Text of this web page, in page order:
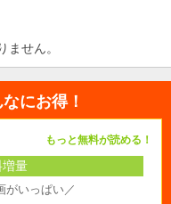
ません。
にお得！
もっと無料が読める！
増量
がいっぱい／